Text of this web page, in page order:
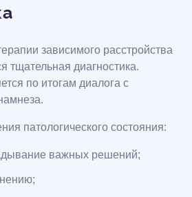
зависимого расстройства
тщательная диагностика.
по итогам диалога с
патологического состояния:
важных решений;